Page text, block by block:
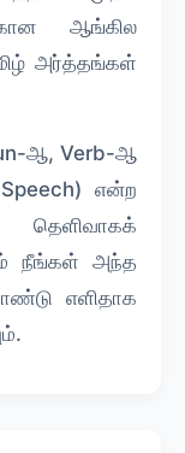
ஆங்கில
அர்த்தங்கள்
ஆ, Verb-ஆ
என்ற
நீங்கள் அந்த
எளிதாக